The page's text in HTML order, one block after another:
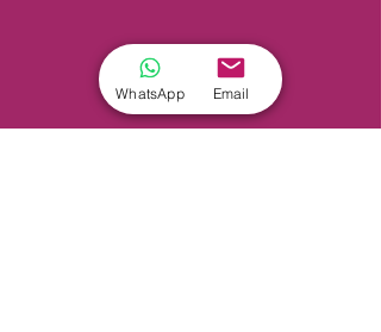
WhatsApp Email